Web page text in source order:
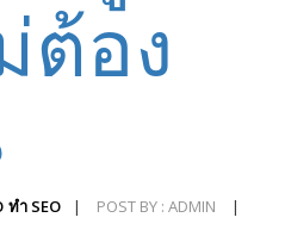
ต้อง
ทำ SEO | POST BY : ADMIN
|